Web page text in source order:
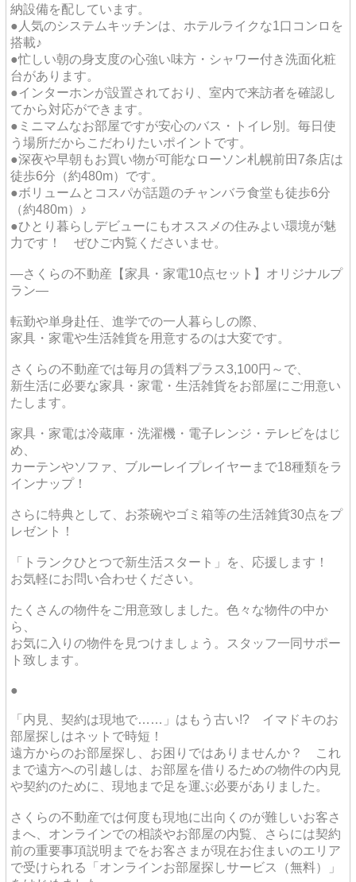
納設備を配しています。
●人気のシステムキッチンは、ホテルライクな1口コンロを
搭載♪
●忙しい朝の身支度の心強い味方・シャワー付き洗面化粧
台があります。
●インターホンが設置されており、室内で来訪者を確認し
てから対応ができます。
●ミニマムなお部屋ですが安心のバス・トイレ別。毎日使
う場所だからこだわりたいポイントです。
●深夜や早朝もお買い物が可能なローソン札幌前田7条店は
徒歩6分（約480m）です。
●ボリュームとコスパが話題のチャンバラ食堂も徒歩6分
（約480m）♪
●ひとり暮らしデビューにもオススメの住みよい環境が魅
力です！ ぜひご内覧くださいませ。
―さくらの不動産【家具・家電10点セット】オリジナルプ
ラン―
転勤や単身赴任、進学での一人暮らしの際、
家具・家電や生活雑貨を用意するのは大変です。
さくらの不動産では毎月の賃料プラス3,100円～で、
新生活に必要な家具・家電・生活雑貨をお部屋にご用意い
たします。
家具・家電は冷蔵庫・洗濯機・電子レンジ・テレビをはじ
め、
カーテンやソファ、ブルーレイプレイヤーまで18種類をラ
インナップ！
さらに特典として、お茶碗やゴミ箱等の生活雑貨30点をプ
レゼント！
「トランクひとつで新生活スタート」を、応援します！
お気軽にお問い合わせください。
たくさんの物件をご用意致しました。色々な物件の中か
ら、
お気に入りの物件を見つけましょう。スタッフ一同サポー
ト致します。
●
「内見、契約は現地で……」はもう古い!? イマドキのお
部屋探しはネットで時短！
遠方からのお部屋探し、お困りではありませんか？ これ
まで遠方への引越しは、お部屋を借りるための物件の内見
や契約のために、現地まで足を運ぶ必要がありました。
さくらの不動産では何度も現地に出向くのが難しいお客さ
まへ、オンラインでの相談やお部屋の内覧、さらには契約
前の重要事項説明までをお客さまが現在お住まいのエリア
で受けられる「オンラインお部屋探しサービス（無料）」